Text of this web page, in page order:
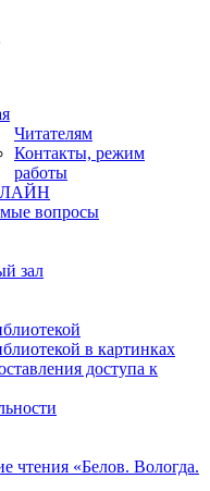
Читателям
Контакты, режим
работы
вопросы
зал
в картинках
доступа к
чтения «Белов. Вологда.